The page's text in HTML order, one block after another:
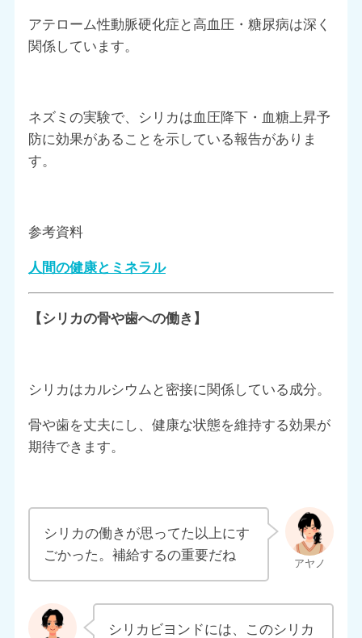
アテローム性動脈硬化症と高血圧・糖尿病は深く
関係しています。
ネズミの実験で、シリカは血圧降下・血糖上昇予
防に効果があることを示している報告がありま
す。
参考資料
人間の健康とミネラル
【シリカの骨や歯への働き】
シリカはカルシウムと密接に関係している成分。
骨や歯を丈夫にし、健康な状態を維持する効果が
期待できます。
シリカの働きが思ってた以上にす
ごかった。補給するの重要だね
シリカビヨンドには、このシリカ